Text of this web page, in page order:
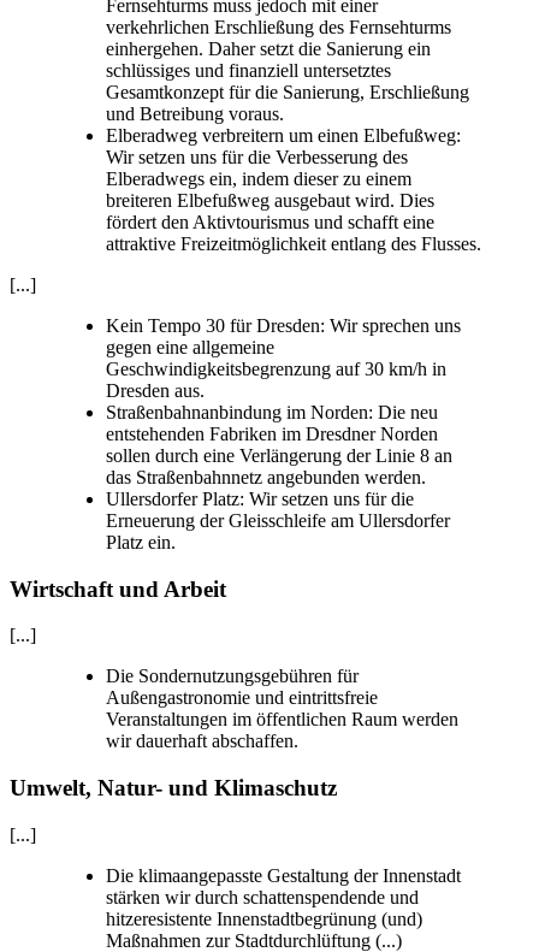
Fernsehturms muss jedoch mit einer
verkehrlichen Erschließung des Fernsehturms
einhergehen. Daher setzt die Sanierung ein
schlüssiges und finanziell untersetztes
Gesamtkonzept für die Sanierung, Erschließung
und Betreibung voraus.
Elberadweg verbreitern um einen Elbefußweg:
Wir setzen uns für die Verbesserung des
Elberadwegs ein, indem dieser zu einem
breiteren Elbefußweg ausgebaut wird. Dies
fördert den Aktivtourismus und schafft eine
attraktive Freizeitmöglichkeit entlang des Flusses.
[...]
Kein Tempo 30 für Dresden: Wir sprechen uns
gegen eine allgemeine
Geschwindigkeitsbegrenzung auf 30 km/h in
Dresden aus.
Straßenbahnanbindung im Norden: Die neu
entstehenden Fabriken im Dresdner Norden
sollen durch eine Verlängerung der Linie 8 an
das Straßenbahnnetz angebunden werden.
Ullersdorfer Platz: Wir setzen uns für die
Erneuerung der Gleisschleife am Ullersdorfer
Platz ein.
Wirtschaft und Arbeit
[...]
Die Sondernutzungsgebühren für
Außengastronomie und eintrittsfreie
Veranstaltungen im öffentlichen Raum werden
wir dauerhaft abschaffen.
Umwelt, Natur- und Klimaschutz
[...]
Die klimaangepasste Gestaltung der Innenstadt
stärken wir durch schattenspendende und
hitzeresistente Innenstadtbegrünung (und)
Maßnahmen zur Stadtdurchlüftung (...)